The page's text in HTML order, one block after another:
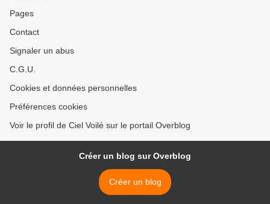
Pages
Contact
Signaler un abus
C.G.U.
Cookies et données personnelles
Préférences cookies
Voir le profil de Ciel Voilé sur le portail Overblog
Créer un blog sur Overblog
Créer un blog